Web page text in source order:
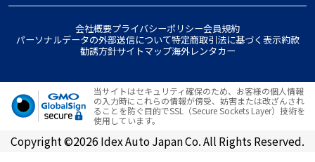
会社概要プライバシーポリシー会員規約
パーソナルデータの外部送信について特定商取引法に基づく表示約款
勧誘方針サイトマップ海外レンタカー
当サイトはセキュリティ確保のため、お客様の個人情報
の入力時にこれらの情報が傍受、妨害または改ざんされ
ることを防ぐ目的でSSL（Secure Sockets Layer）技術を
使用しています。
Copyright ©2026 Idex Auto Japan Co. All Rights Reserved.